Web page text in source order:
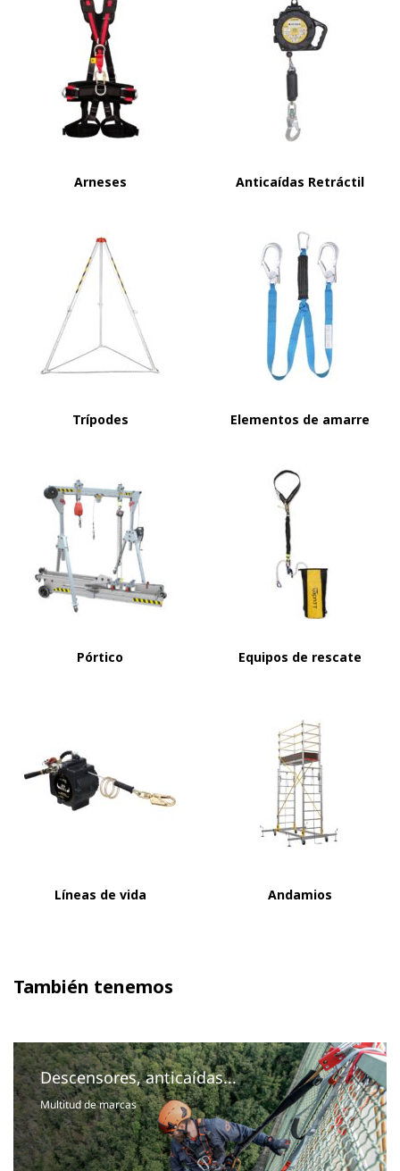
Arneses Anticaídas Retráctil
Trípodes Elementos de amarre
Pórtico Equipos de rescate
Líneas de vida Andamios
También tenemos
Descensores, anticaídas...
Multitud de marcas